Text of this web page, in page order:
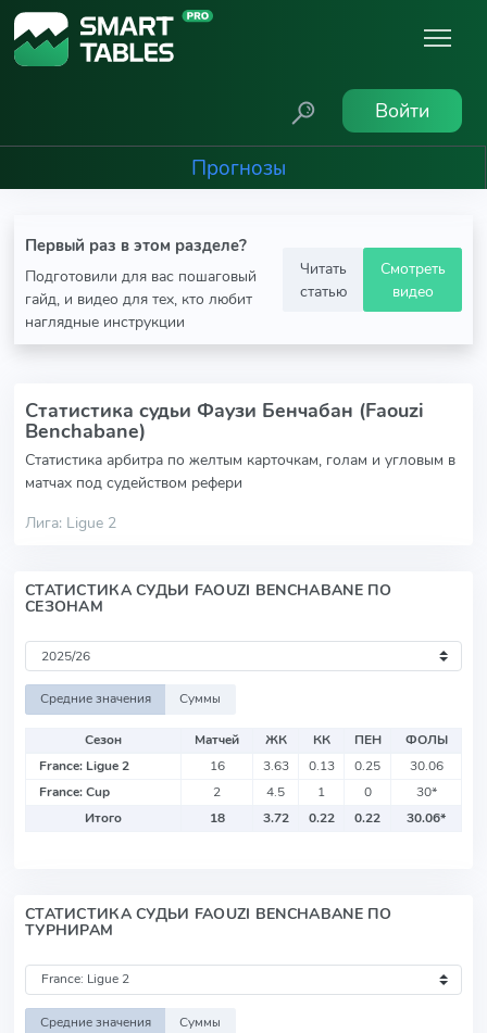
Войти
Прогнозы
Первый раз в этом разделе?
Подготовили для вас пошаговый
гайд, и видео для тех, кто любит
наглядные инструкции
Читать
статью
Смотреть
видео
Статистика судьи Фаузи Бенчабан (Faouzi
Benchabane)
Статистика арбитра по желтым карточкам, голам и угловым в
матчах под судейством рефери
Лига: Ligue 2
СТАТИСТИКА СУДЬИ FAOUZI BENCHABANE ПО
СЕЗОНАМ
Средние значения Суммы
Сезон Матчей ЖК КК ПЕН
ФОЛЫ
France: Ligue 2
16 3.63 0.13 0.25
30.06
France: Cup
2 4.5 1 0 30*
Итого
18 3.72 0.22 0.22 30.06*
СТАТИСТИКА СУДЬИ FAOUZI BENCHABANE ПО
ТУРНИРАМ
Средние значения Суммы